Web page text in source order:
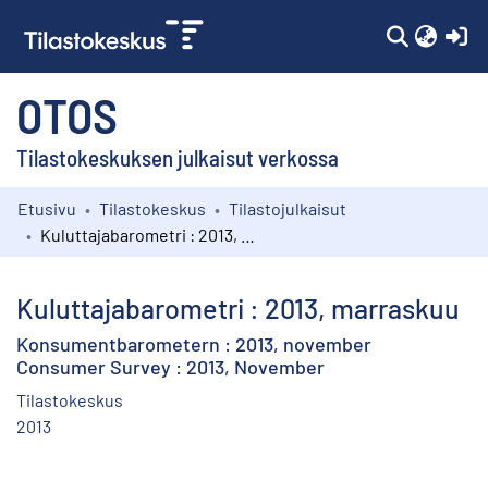
OTOS
Tilastokeskuksen julkaisut verkossa
Kokoelmat
Etusivu Tilastokeskus
Tilastojulkaisut
Kuluttajabarometri : 2013, marraskuu
Konsumentbarometern : 2013, november
Consumer Survey : 2013, November
Tilastokeskus
2013